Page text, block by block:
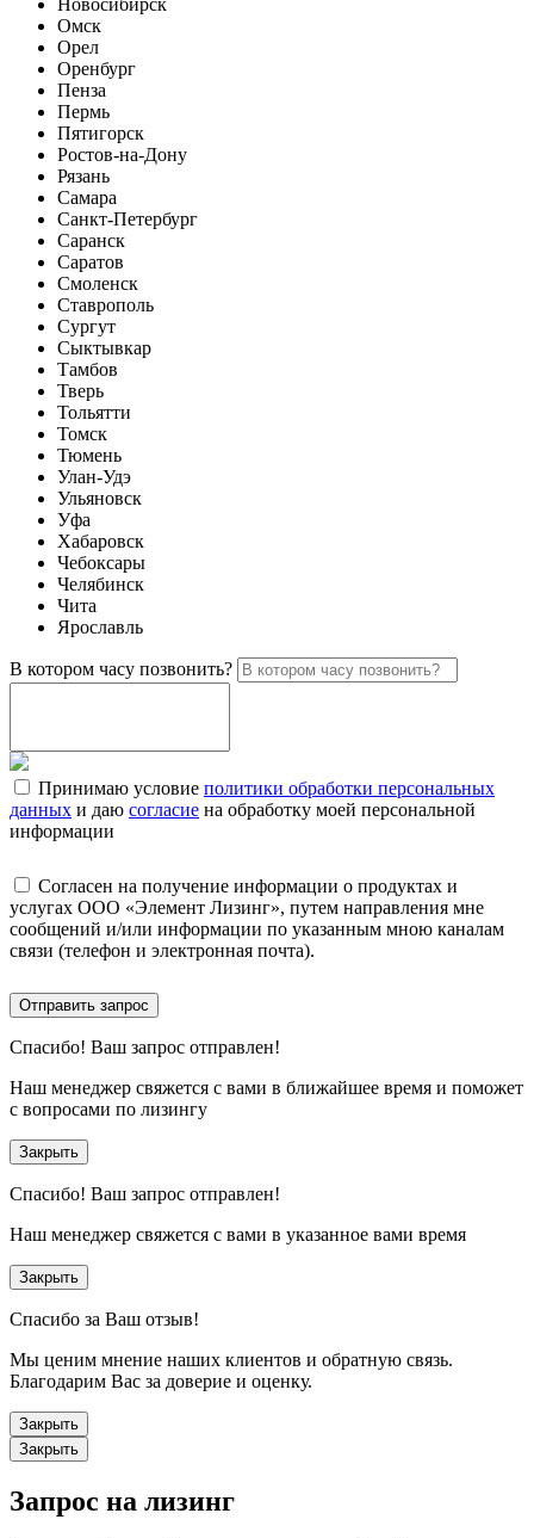
Омск
Орел
Оренбург
Пенза
Пермь
Пятигорск
Ростов-на-Дону
Рязань
Самара
Санкт-Петербург
Саранск
Саратов
Смоленск
Ставрополь
Сургут
Сыктывкар
Тамбов
Тверь
Тольятти
Томск
Тюмень
Улан-Удэ
Ульяновск
Уфа
Хабаровск
Чебоксары
Челябинск
Чита
Ярославль
В котором часу позвонить?
Принимаю условие политики обработки персональных
данных и даю согласие на обработку моей персональной
информации
Согласен на получение информации о продуктах и
услугах ООО «Элемент Лизинг», путем направления мне
сообщений и/или информации по указанным мною каналам
связи (телефон и электронная почта).
Отправить запрос
Спасибо! Ваш запрос отправлен!
Наш менеджер свяжется с вами в ближайшее время и поможет
с вопросами по лизингу
Закрыть
Спасибо! Ваш запрос отправлен!
Наш менеджер свяжется с вами в указанное вами время
Закрыть
Спасибо за Ваш отзыв!
Мы ценим мнение наших клиентов и обратную связь.
Благодарим Вас за доверие и оценку.
Закрыть
Закрыть
Запрос на лизинг